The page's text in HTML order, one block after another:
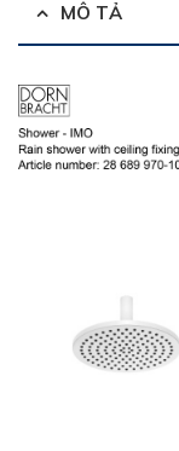
MÔ TẢ